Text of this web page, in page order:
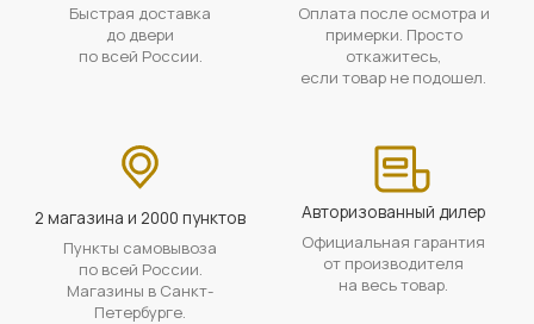
Быстрая доставка
до двери
по всей России.
Оплата после осмотра и
примерки. Просто
откажитесь,
если товар не подошел.
2 магазина и 2000 пунктов
Пункты самовывоза
по всей России.
Магазины в Санкт-
Петербурге.
Авторизованный дилер
Официальная гарантия
от производителя
на весь товар.